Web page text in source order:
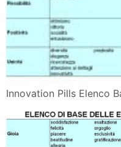
Innovation Pills Elenco